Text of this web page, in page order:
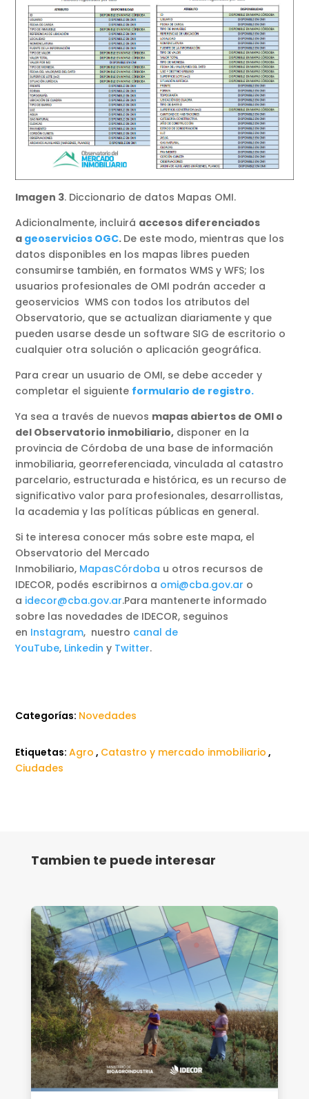
Imagen 3. Diccionario de datos Mapas OMI.
Adicionalmente, incluirá accesos diferenciados
a geoservicios OGC. De este modo, mientras que los
datos disponibles en los mapas libres pueden
consumirse también, en formatos WMS y WFS; los
usuarios profesionales de OMI podrán acceder a
geoservicios WMS con todos los atributos del
Observatorio, que se actualizan diariamente y que
pueden usarse desde un software SIG de escritorio o
cualquier otra solución o aplicación geográfica.
Para crear un usuario de OMI, se debe acceder y
completar el siguiente formulario de registro.
Ya sea a través de nuevos mapas abiertos de OMI o
del Observatorio inmobiliario, disponer en la
provincia de Córdoba de una base de información
inmobiliaria, georreferenciada, vinculada al catastro
parcelario, estructurada e histórica, es un recurso de
significativo valor para profesionales, desarrollistas,
la academia y las políticas públicas en general.
Si te interesa conocer más sobre este mapa, el
Observatorio del Mercado
Inmobiliario, MapasCórdoba u otros recursos de
IDECOR, podés escribirnos a omi@cba.gov.ar o
a idecor@cba.gov.ar.Para mantenerte informado
sobre las novedades de IDECOR, seguinos
en Instagram, nuestro canal de
YouTube, Linkedin y Twitter.
Categorías: Novedades
Etiquetas:Agro , Catastro y mercado inmobiliario ,
Ciudades
Tambien te puede interesar